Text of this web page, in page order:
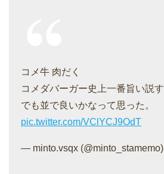
コメ牛 肉だく
コメダバーガー史上一番旨い説す
でも並で良いかなって思った。
pic.twitter.com/VClYCJ9OdT
— minto.vsqx (@minto_stamemo)